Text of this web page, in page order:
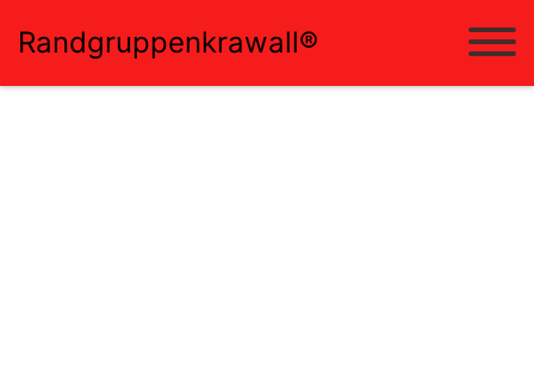
Randgruppenkrawall®